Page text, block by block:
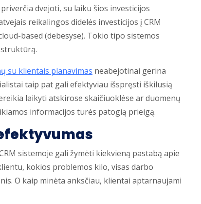
dvejoti, su laiku šios investicijos
reikalingos didelės investicijos į CRM
based (debesyse). Tokio tipo sistemos
su klientais planavimas neabejotinai gerina
taip pat gali efektyviau išspręsti iškilusią
laikyti atskirose skaičiuoklėse ar duomenų
informacijos turės patogią prieigą.
sistemoje gali žymėti kiekvieną pastabą apie
kokios problemos kilo, visas darbo
O kaip minėta anksčiau, klientai aptarnaujami